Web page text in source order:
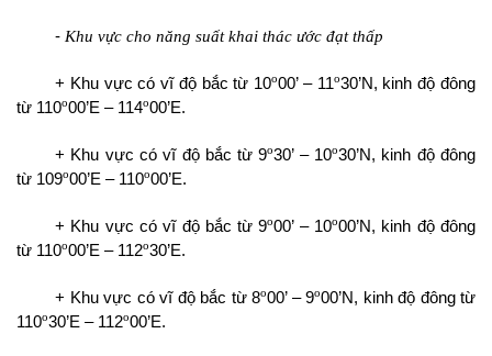
- Khu vực cho năng suất khai thác ước đạt thấp
+ Khu vực có vĩ độ bắc từ 10o00’ – 11o30’N, kinh độ đông
từ 110o00’E – 114o00’E.
+ Khu vực có vĩ độ bắc từ 9o30’ – 10o30’N, kinh độ đông
từ 109o00’E – 110o00’E.
+ Khu vực có vĩ độ bắc từ 9o00’ – 10o00’N, kinh độ đông
từ 110o00’E – 112o30’E.
+ Khu vực có vĩ độ bắc từ 8o00’ – 9o00’N, kinh độ đông từ
110o30’E – 112o00’E.